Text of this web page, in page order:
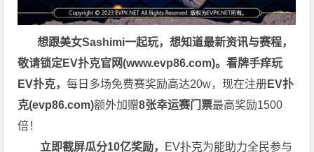
想跟美女Sashimi一起玩，想知道最新资讯与赛程，
敬请锁定EV扑克官网(www.evp86.com)。看牌手痒玩
EV扑克，每日多场免费赛奖励高达20w，现在注册EV扑
克(evp86.com)额外加赠8张幸运赛门票最高奖励1500
倍！
立即截屏瓜分10亿奖励， EV扑克为能助力全民参与